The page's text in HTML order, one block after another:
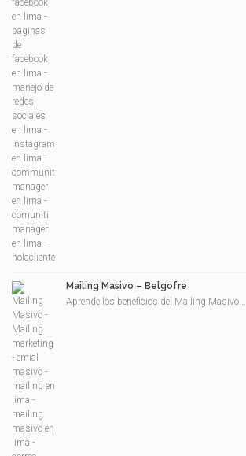
Mailing Masivo – Belgofre
Aprende los beneficios del Mailing Masivo...